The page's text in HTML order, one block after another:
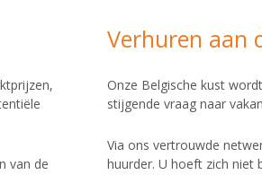
van de
Verhuren aan
Onze Belgische kust
stijgende vraag naar
Via ons vertrouwde
huurder. U hoeft zich niet